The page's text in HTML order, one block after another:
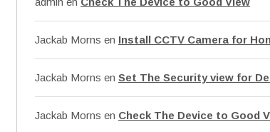
Jackab Morns en Install CCTV Camera for
Jackab Morns en Set The Security view for
Jackab Morns en Check The Device to Good